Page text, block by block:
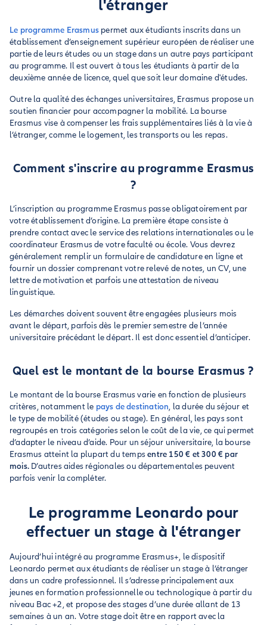
l'étranger
Le programme Erasmus permet aux étudiants inscrits dans un
établissement d’enseignement supérieur européen de réaliser une
partie de leurs études ou un stage dans un autre pays participant
au programme. Il est ouvert à tous les étudiants à partir de la
deuxième année de licence, quel que soit leur domaine d'études.
Outre la qualité des échanges universitaires, Erasmus propose un
soutien financier pour accompagner la mobilité. La bourse
Erasmus vise à compenser les frais supplémentaires liés à la vie à
l’étranger, comme le logement, les transports ou les repas.
Comment s'inscrire au programme Erasmus
?
L’inscription au programme Erasmus passe obligatoirement par
votre établissement d’origine. La première étape consiste à
prendre contact avec le service des relations internationales ou le
coordinateur Erasmus de votre faculté ou école. Vous devrez
généralement remplir un formulaire de candidature en ligne et
fournir un dossier comprenant votre relevé de notes, un CV, une
lettre de motivation et parfois une attestation de niveau
linguistique.
Les démarches doivent souvent être engagées plusieurs mois
avant le départ, parfois dès le premier semestre de l’année
universitaire précédant le départ. Il est donc essentiel d’anticiper.
Quel est le montant de la bourse Erasmus ?
Le montant de la bourse Erasmus varie en fonction de plusieurs
critères, notamment le pays de destination, la durée du séjour et
le type de mobilité (études ou stage). En général, les pays sont
regroupés en trois catégories selon le coût de la vie, ce qui permet
d’adapter le niveau d’aide. Pour un séjour universitaire, la bourse
Erasmus atteint la plupart du tempsentre 150 € et 300 € par
mois. D’autres aides régionales ou départementales peuvent
parfois venir la compléter.
Le programme Leonardo pour
effectuer un stage à l'étranger
Aujourd’hui intégré au programme Erasmus+, le dispositif
Leonardo permet aux étudiants de réaliser un stage à l’étranger
dans un cadre professionnel. Il s’adresse principalement aux
jeunes en formation professionnelle ou technologique à partir du
niveau Bac +2, et propose des stages d’une durée allant de 13
semaines à un an. Votre stage doit être en rapport avec la